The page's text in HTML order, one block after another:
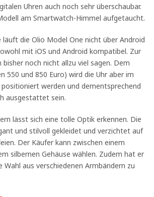
Uhren auch noch sehr überschaubar.
am Smartwatch-Himmel aufgetaucht.
die Olio Model One nicht über Android
mit iOS und Android kompatibel. Zur
bisher noch nicht allzu viel sagen. Dem
550 und 850 Euro) wird die Uhr aber im
werden und dementsprechend
ausgestattet sein.
lässt sich eine tolle Optik erkennen. Die
und stilvoll gekleidet und verzichtet auf
Der Käufer kann zwischen einem
silbernen Gehäuse wählen. Zudem hat er
Wahl aus verschiedenen Armbändern zu